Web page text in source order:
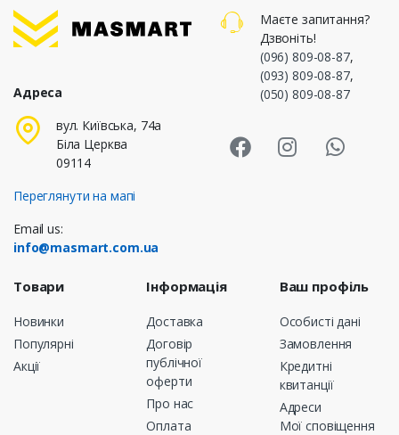
Адреса
вул. Київська, 74а
Біла Церква
09114
Переглянути на мапі
Email us:
info@masmart.com.ua
Маєте запитання?
Дзвоніть!
(096) 809-08-87,
(093) 809-08-87,
(050) 809-08-87
Товари
Новинки
Популярні
Акції
Інформація
Доставка
Договір
публічної
оферти
Про нас
Оплата
Ваш профіль
Особисті дані
Замовлення
Кредитні
квитанції
Адреси
Мої сповіщення